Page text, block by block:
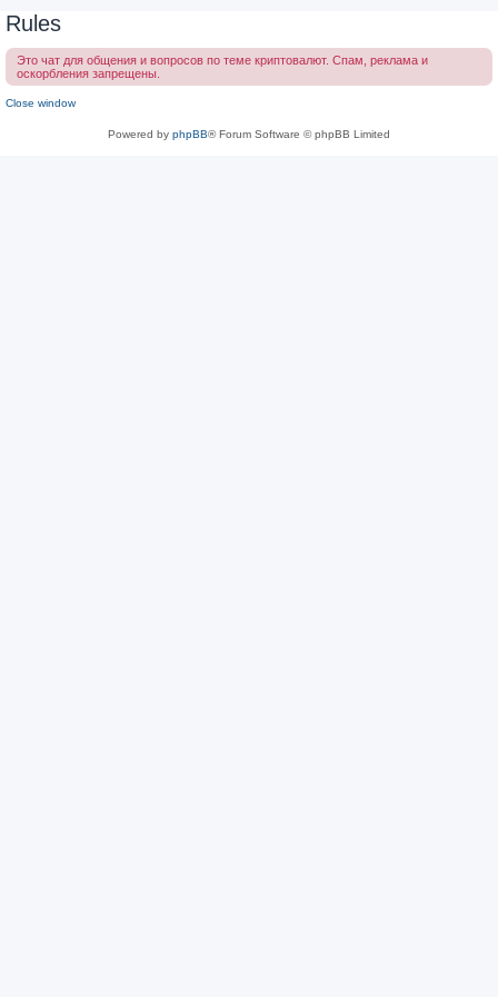
Rules
Это чат для общения и вопросов по теме криптовалют. Спам, реклама и
оскорбления запрещены.
Close window
Powered by phpBB® Forum Software © phpBB Limited